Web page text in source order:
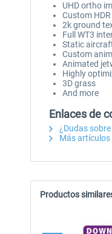
UHD ortho
Custom
2k ground
Full WT3
Static
Custom
Animated
Highly
3D grass
And more
Enlaces de
¿Dudas
Más
Productos